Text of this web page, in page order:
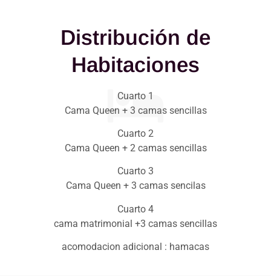
Distribución de
Habitaciones
Cuarto 1
Cama Queen + 3 camas sencillas
Cuarto 2
Cama Queen + 2 camas sencillas
Cuarto 3
Cama Queen + 3 camas sencilas
Cuarto 4
cama matrimonial +3 camas sencillas
acomodacion adicional : hamacas